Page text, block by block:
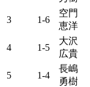
3 1-6
空門
恵洋
4 1-5
大沢
広貴
5 1-4
長嶋
勇樹